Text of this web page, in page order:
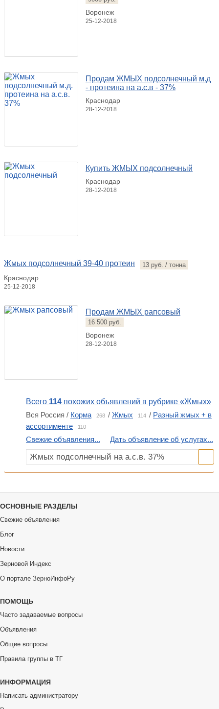
Воронеж
25-12-2018
Продам ЖМЫХ подсолнечный м.д
- протеина на а.с.в - 37%
Краснодар
28-12-2018
Купить ЖМЫХ подсолнечный
Краснодар
28-12-2018
Жмых подсолнечный 39-40 протеин
13 руб. / тонна
Краснодар
25-12-2018
Продам ЖМЫХ рапсовый
16 500 руб.
Воронеж
28-12-2018
Всего 114 похожих объявлений в рубрике «Жмых»
Вся Россия / Корма 268 / Жмых 114 / Разный жмых + в
ассортименте
110
Свежие объявления... Дать объявление об услугах...
ОСНОВНЫЕ РАЗДЕЛЫ
Свежие объявления
Блог
Новости
Зерновой Индекс
О портале ЗерноИнфоРу
ПОМОЩЬ
Часто задаваемые вопросы
Объявления
Общие вопросы
Правила группы в ТГ
ИНФОРМАЦИЯ
Написать администратору